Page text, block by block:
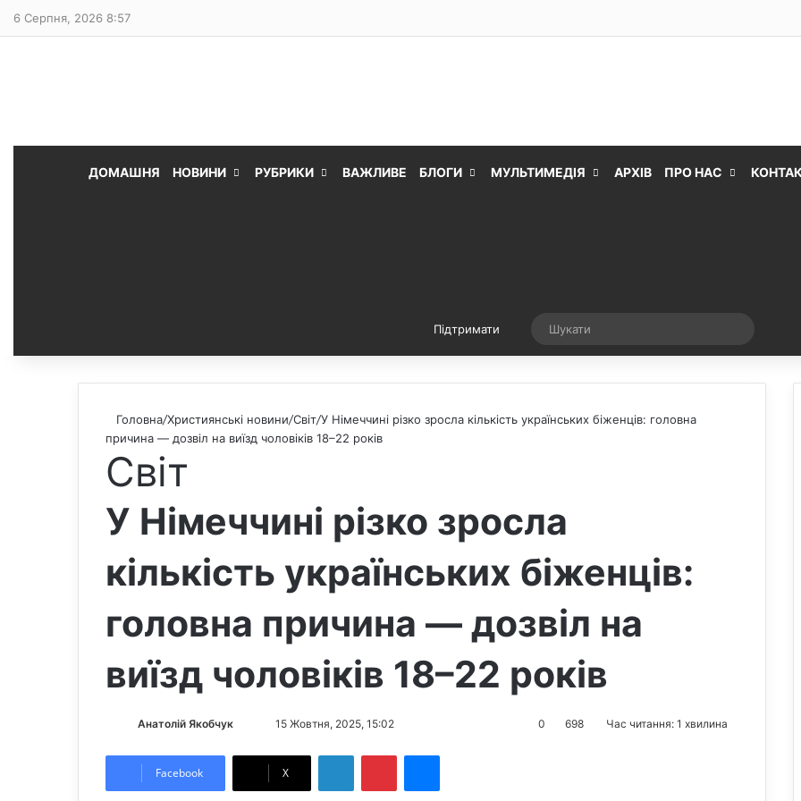
6 Серпня, 2026 8:57
ДОМАШНЯ НОВИНИ РУБРИКИ ВАЖЛИВЕ БЛОГИ МУЛЬТИМЕДІЯ АРХІВ ПРО НАС
Підтримати Випадкова стаття
Головна/Християнські новини/Світ/У Німеччині різко зросла кількість українських біженців: головна
причина — дозвіл на виїзд чоловіків 18–22 років
Світ
У Німеччині різко зросла
кількість українських біженців:
головна причина — дозвіл на
виїзд чоловіків 18–22 років
Анатолій Якобчук
l d
15 Жовтня, 2025, 15:02 0 698 Час читання: 1 хвилина
Facebook X